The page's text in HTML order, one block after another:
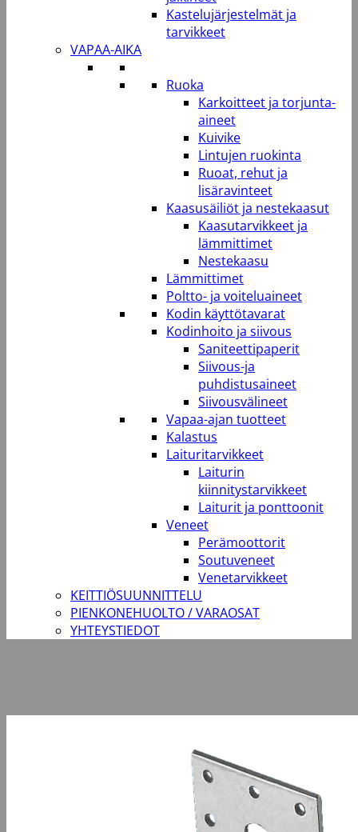
Kastelujärjestelmät ja
tarvikkeet
VAPAA-AIKA
Ruoka
Karkoitteet ja torjunta-
aineet
Kuivike
Lintujen ruokinta
Ruoat, rehut ja
lisäravinteet
Kaasusäiliöt ja nestekaasut
Kaasutarvikkeet ja
lämmittimet
Nestekaasu
Lämmittimet
Poltto- ja voiteluaineet
Kodin käyttötavarat
Kodinhoito ja siivous
Saniteettipaperit
Siivous-ja
puhdistusaineet
Siivousvälineet
Vapaa-ajan tuotteet
Kalastus
Laituritarvikkeet
Laiturin
kiinnitystarvikkeet
Laiturit ja ponttoonit
Veneet
Perämoottorit
Soutuveneet
Venetarvikkeet
KEITTIÖSUUNNITTELU
PIENKONEHUOLTO / VARAOSAT
YHTEYSTIEDOT